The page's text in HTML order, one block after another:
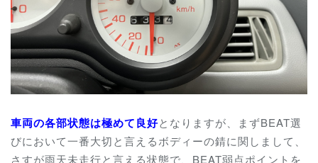
車両の各部状態は極めて良好となりますが、まずBEAT選
びにおいて一番大切と言えるボディーの錆に関しまして、
さすが雨天未走行と言える状態で、BEAT弱点ポイントを